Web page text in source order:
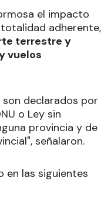
el impacto
adherente,
terrestre y
vuelos
son declarados por
o Ley sin
provincia y de
señalaron.
en las siguientes